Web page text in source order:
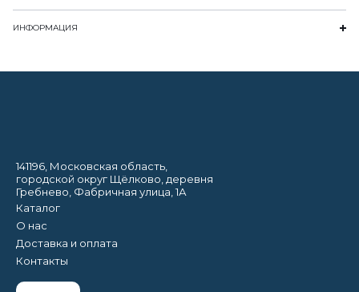
ИНФОРМАЦИЯ
141196, Московская область,
городской округ Щёлково, деревня
Гребнево, Фабричная улица, 1А
Каталог
О нас
Доставка и оплата
Контакты